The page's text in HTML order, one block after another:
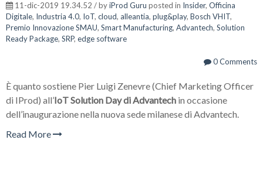
11-dic-2019 19.34.52 / byiProd Guru posted in Insider, Officina
Digitale, Industria 4.0, IoT, cloud, alleantia, plug&play, Bosch VHIT,
Premio Innovazione SMAU, Smart Manufacturing, Advantech, Solution
Ready Package, SRP, edge software
0 Comments
È quanto sostiene Pier Luigi Zenevre (Chief Marketing Officer
di IProd) all’IoT Solution Day di Advantech in occasione
dell’inaugurazione nella nuova sede milanese di Advantech.
Read More